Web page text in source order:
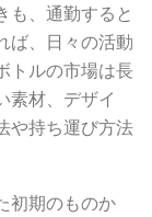
も、通勤すると
ば、日々の活動
トルの市場は長
素材、デザイ
や持ち運び方法
初期のものか